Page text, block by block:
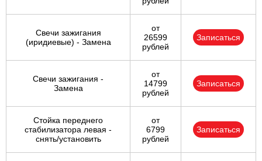
Свечи зажигания
(иридиевые) - Замена
от
26599
рублей
Записаться
Свечи зажигания -
Замена
от
14799
рублей
Записаться
Стойка переднего
стабилизатора левая -
снять/установить
от
6799
рублей
Записаться